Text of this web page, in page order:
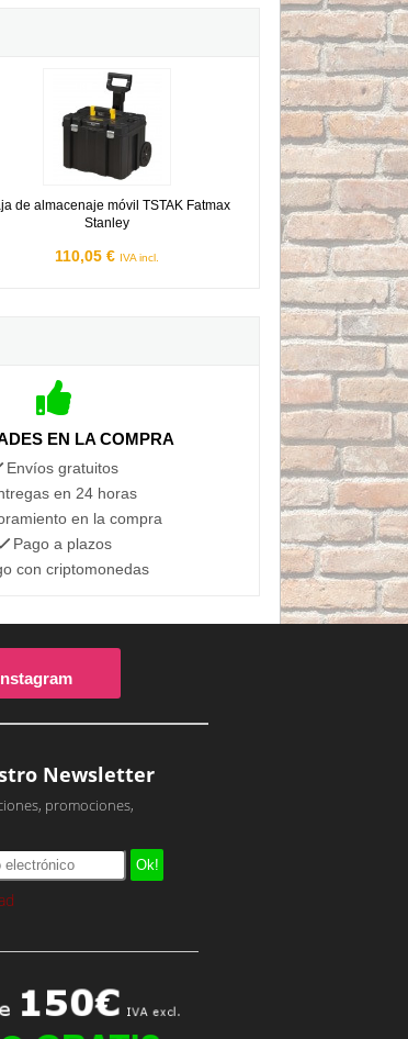
de almacenaje móvil TSTAK Fatmax
Stanley
110,05 € IVA incl.
de almacenaje móvil TSTAK Fatmax Stanley
EN LA COMPRA
Envíos gratuitos
en 24 horas
en la compra
Pago a plazos
con criptomonedas
Newsletter
promociones,